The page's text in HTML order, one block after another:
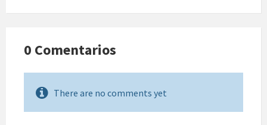
0 Comentarios
There are no comments yet